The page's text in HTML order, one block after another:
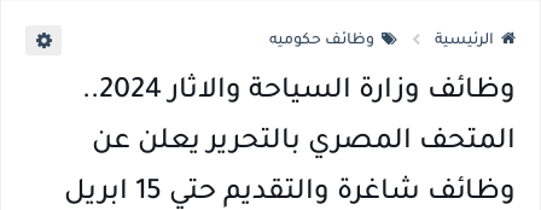
اعلان وظائف الهيئة القومية لسلامة الغذاء " لشغل وظيفة مفتش أغذية " لخريجي علوم / زراعة / طب بيطري "... الشروط والاوراق المطلوبة وكيفية التقديم
الرئيسية وظائف حكوميه
وظائف وزارة السياحة والاثار 2024..
المتحف المصري بالتحرير يعلن عن
وظائف شاغرة والتقديم حتي 15 ابريل